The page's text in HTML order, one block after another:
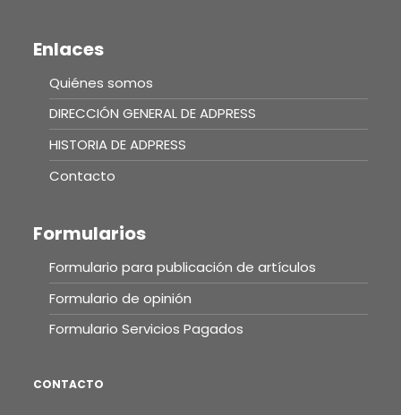
Enlaces
Quiénes somos
DIRECCIÓN GENERAL DE ADPRESS
HISTORIA DE ADPRESS
Contacto
Formularios
Formulario para publicación de artículos
Formulario de opinión
Formulario Servicios Pagados
CONTACTO